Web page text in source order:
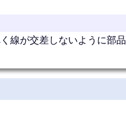
線が交差しないように部品